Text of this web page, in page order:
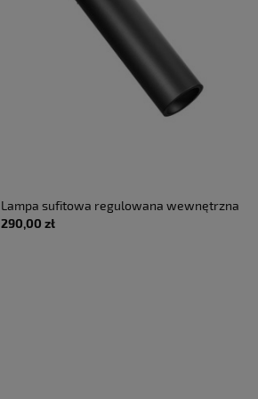
Lampa sufitowa regulowana wewnętrzna
GFA1461H piaskowo-czarna - LED 7W 2700K
290,00 zł